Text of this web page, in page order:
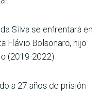
Silva se enfrentará en
Flávio Bolsonaro, hijo
(2019-2022).
a 27 años de prisión